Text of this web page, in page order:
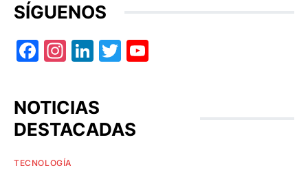
SÍGUENOS
Facebook
Instagram
LinkedIn
Twitter
NOTICIAS
DESTACADAS
TECNOLOGÍA